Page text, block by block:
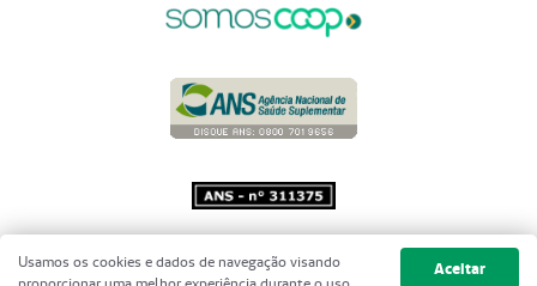
Copyright 2001 - 2026 Unimed do
Brasil - Todos os direitos reservados
Usamos os cookies e dados de navegação visando
Aceitar